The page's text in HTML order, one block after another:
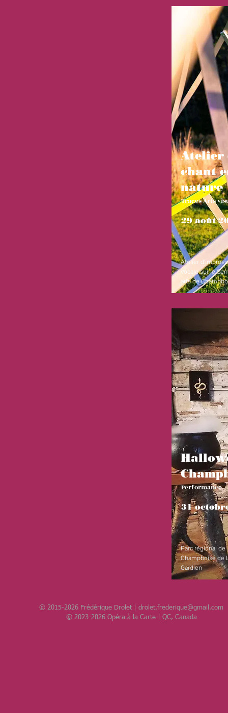
Atelier
chant
nature
Traces Arts
29 août
Atelier
vocale sur le
arts de
Performance
31
Parc régional de
Champboisé de
Gardien
© 2015-2026 Frédérique Drolet | drolet.frederique@gmail.com
© 2023-2026 Opéra à la Carte | QC, Canada